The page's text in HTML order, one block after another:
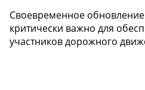
Своевременное
критически важно для
участников дорожного